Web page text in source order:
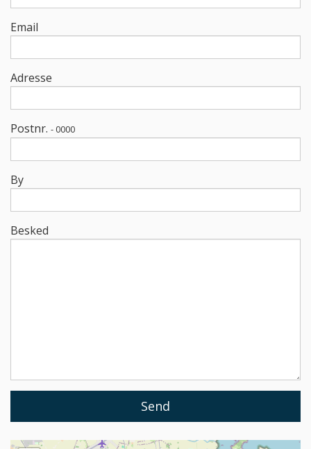
Email
Adresse
Postnr. - 0000
By
Besked
Send